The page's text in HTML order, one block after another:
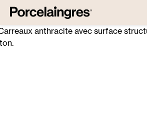
Passer au contenu principal